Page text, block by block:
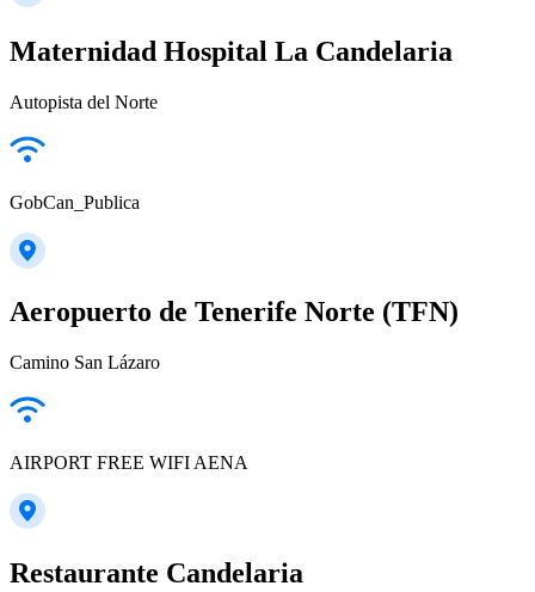
Maternidad Hospital La Candelaria
Autopista del Norte
GobCan_Publica
Aeropuerto de Tenerife Norte (TFN)
Camino San Lázaro
AIRPORT FREE WIFI AENA
Restaurante Candelaria